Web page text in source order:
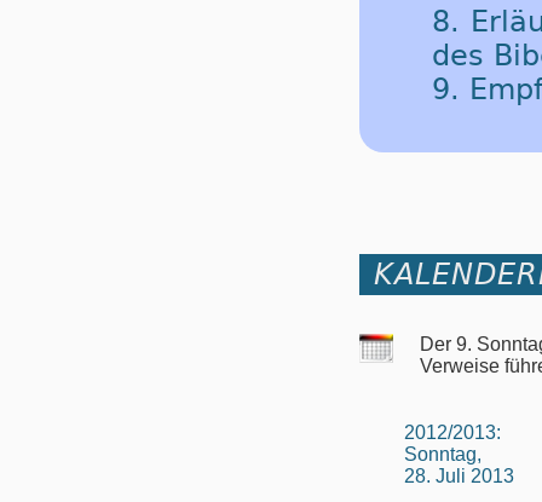
8.
des
9.
Der 9.
Verweise
2012/2013:
Sonntag,
28. Juli 2013